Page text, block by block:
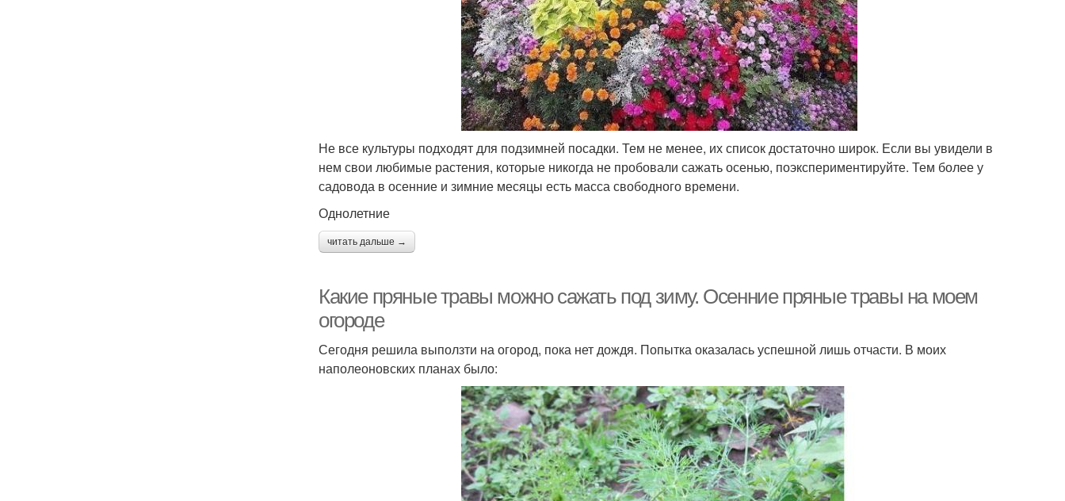
Не все культуры подходят для подзимней посадки. Тем не менее, их список достаточно широк. Если вы увидели в
нем свои любимые растения, которые никогда не пробовали сажать осенью, поэкспериментируйте. Тем более у
садовода в осенние и зимние месяцы есть масса свободного времени.
Однолетние
читать дальше →
Какие пряные травы можно сажать под зиму. Осенние пряные травы на моем
огороде
Сегодня решила выползти на огород, пока нет дождя. Попытка оказалась успешной лишь отчасти. В моих
наполеоновских планах было: